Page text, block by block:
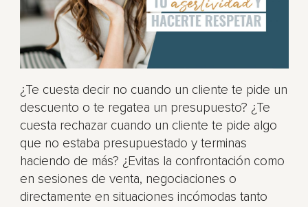
¿Te cuesta decir no cuando un cliente te pide un
descuento o te regatea un presupuesto? ¿Te
cuesta rechazar cuando un cliente te pide algo
que no estaba presupuestado y terminas
haciendo de más? ¿Evitas la confrontación como
en sesiones de venta, negociaciones o
directamente en situaciones incómodas tanto